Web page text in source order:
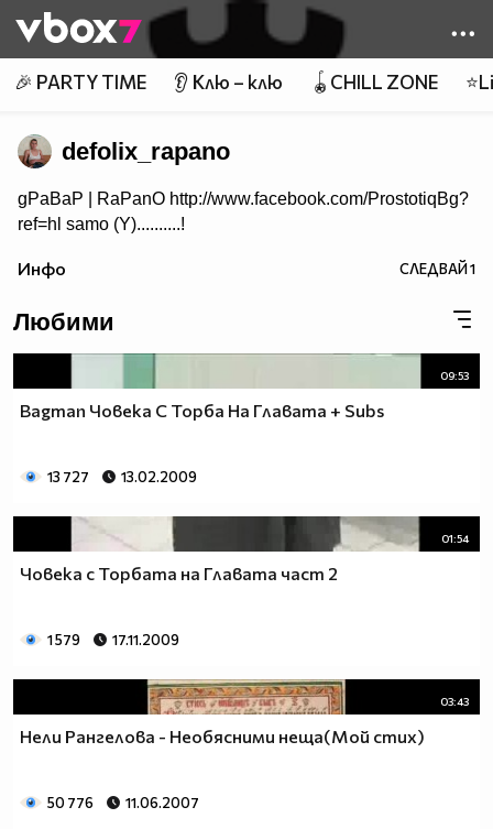
👾
🎉 PARTY TIME 👂 Клю – клю 🪀CHILL ZONE
defolix_rapano
gPaBaP | RaPanO http://www.facebook.com/ProstotiqBg?
ref=hl samo (Y)..........!
Инфо СЛЕДВАЙ1
Любими
09:53
Bagman Човека С Торба На Главата + Subs
13 727 13.02.2009
01:54
Човека с Торбата на Главата част 2
1 579 17.11.2009
03:43
Нели Рангелова - Необясними неща(Мой стих)
50 776 11.06.2007